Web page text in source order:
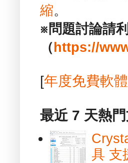
縮。
※問題討論請
（ https://
[年度免費軟
最近 7 天熱
具 支